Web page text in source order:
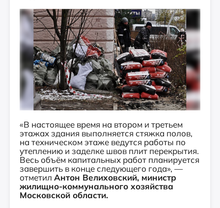
«В настоящее время на втором и третьем
этажах здания выполняется стяжка полов,
на техническом этаже ведутся работы по
утеплению и заделке швов плит перекрытия.
Весь объём капитальных работ планируется
завершить в конце следующего года», —
отметил Антон Велиховский, министр
жилищно-коммунального хозяйства
Московской области.